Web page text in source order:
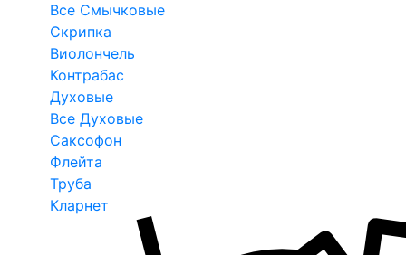
Все Смычковые
Скрипка
Виолончель
Контрабас
Духовые
Все Духовые
Саксофон
Флейта
Труба
Кларнет